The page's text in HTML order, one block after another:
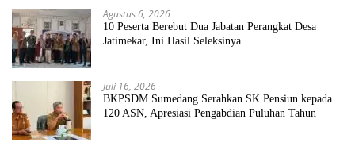
Agustus 6, 2026
10 Peserta Berebut Dua Jabatan Perangkat Desa
Jatimekar, Ini Hasil Seleksinya
Juli 16, 2026
BKPSDM Sumedang Serahkan SK Pensiun kepada
120 ASN, Apresiasi Pengabdian Puluhan Tahun